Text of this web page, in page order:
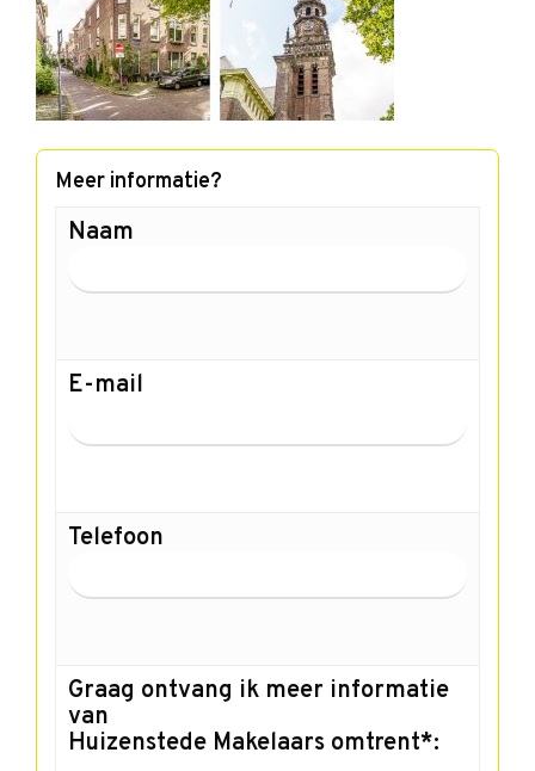
Meer informatie?
Naam
E-mail
Telefoon
Graag ontvang ik meer informatie
van
Huizenstede Makelaars omtrent*: